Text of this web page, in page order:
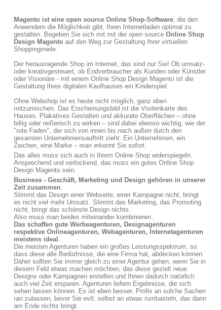
Magento ist eine open source Online Shop-Software, die den
Anwendern die Möglichkeit gibt, Ihren Internetladen optimal zu
gestalten. Begeben Sie sich mit mit der open source Online Shop
Design Magento auf den Weg zur Gestaltung Ihrer virtuellen
Shoppingmeile.
Der herausragende Shop im Internet, das sind nur Sie! Ob umsatz-
oder kreativgesteuert, ob Endverbraucher als Kunden oder Künstler
oder Visionäre - mit einem Online Shop Design Magento ist die
Gestaltung Ihres digitalen Kaufhauses ein Kinderspiel.
Ohne Webshop ist es heute nicht möglich, ganz oben
mitzumischen. Das Erscheinungsbild ist die Visitenkarte des
Hauses. Plakatives Gestalten und akkurate Oberflächen – ohne
billig oder reißerisch zu wirken – sind dabei ebenso wichtig, wie der
"rote Faden", der sich von innen bis nach außen durch den
gesamten Unternehmensauftritt zieht. Ein Unternehmen, ein
Zeichen, eine Marke – man erkennt Sie sofort.
Das alles muss sich auch in Ihrem Online Shop widerspiegeln.
Ansprechend und verlockend, das muss ein gutes Online Shop
Design Magento sein.
Business - Geschäft, Marketing und Design gehören in unserer
Zeit zusammen.
Stimmt das Design einer Webseite, einer Kampagne nicht, bringt
es nicht viel mehr Umsatz. Stimmt das Marketing, das Promoting
nicht, bringt das schönste Design nichts.
Also muss man beides miteinander kombinieren.
Das schaffen gute Werbeagenturen, Designagenturen
respektive Onlineagenturen, Webagenturen, Internetagenturen
meistens ideal .
Die meisten Agenturen haben ein großes Leistungsspektrum, so
dass diese alle Bedürfnisse, die eine Firma hat, abdecken können.
Daher sollten Sie immer gleich zu einer Agentur gehen, wenn Sie in
diesem Feld etwas machen möchten, das diese gezielt neue
Designs oder Kampagnen erstellen und Ihnen dadurch natürlich
auch viel Zeit ersparen. Agenturen liefern Ergebnisse, die sich
sehen lassen können. Es ist eben besser, Profis an solche Sachen
ran zulassen, bevor Sie evtl. selbst an etwas rumbasteln, das dann
am Ende nichts bringt.